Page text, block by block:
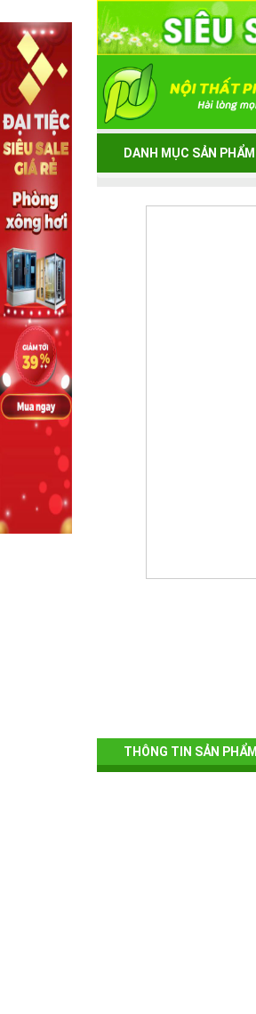
DANH MỤC SẢN PHẨM
THÔNG TIN SẢN PHẨM